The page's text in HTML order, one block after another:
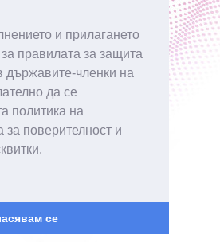
и прилагането
правилата за защита
държавите-членки на
да се
политика на
поверителност и
се